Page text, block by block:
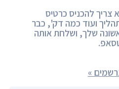
צריך להכניס כרטיס
ועוד כמה דק', כבר
שלך, ושלחת אותה
»